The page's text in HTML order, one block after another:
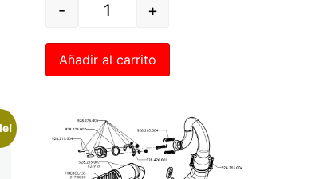
- +
Añadir al carrito